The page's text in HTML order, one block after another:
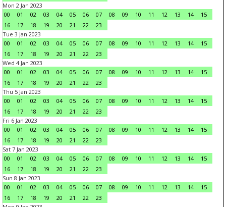
Mon 2 Jan 2023
00
01 02 03 04 05 06 07 08 09 10 11 12 13 14
15
16
17 18 19 20 21 22
23
Tue 3 Jan 2023
00
01 02 03 04 05 06 07 08 09 10 11 12 13 14
15
16
17 18 19 20 21 22
23
Wed 4 Jan 2023
00
01 02 03 04 05 06 07 08 09 10 11 12 13 14
15
16
17 18 19 20 21 22
23
Thu 5 Jan 2023
00
01 02 03 04 05 06 07 08 09 10 11 12 13 14
15
16
17 18 19 20 21 22
23
Fri 6 Jan 2023
00
01 02 03 04 05 06 07 08 09 10 11 12 13 14
15
16
17 18 19 20 21 22
23
Sat 7 Jan 2023
00
01 02 03 04 05 06 07 08 09 10 11 12 13 14
15
16
17 18 19 20 21 22
23
Sun 8 Jan 2023
00
01 02 03 04 05 06 07 08 09 10 11 12 13 14
15
16
17 18 19 20 21 22
23